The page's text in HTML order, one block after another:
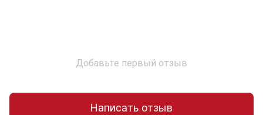
Добавьте первый отзыв
Написать отзыв